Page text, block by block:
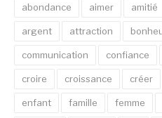
abondance aimer amitié
argent attraction
communication confiance
croire croissance créer
enfant famille femme